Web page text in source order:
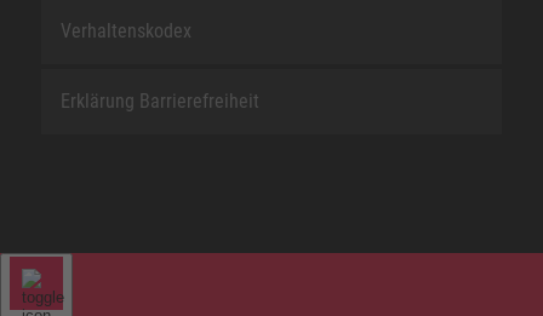
Verhaltenskodex
Erklärung Barrierefreiheit